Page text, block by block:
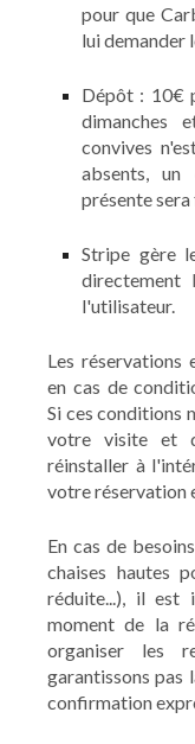
pour que
lui demander
Dépôt : 10€
dimanches
convives
absents,
présente
Stripe gère
directement
l'utilisateur.
Les réservations
en cas de
Si ces conditions
votre visite et
réinstaller à
votre réservation
En cas de
chaises hautes
réduite...), il est
moment de la
organiser les
garantissons pas
confirmation